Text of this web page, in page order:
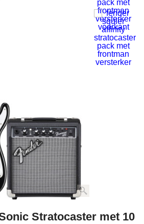
Stratocaster met 10